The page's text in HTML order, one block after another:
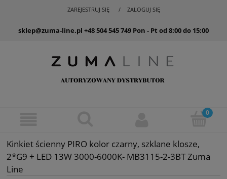
ZAREJESTRUJ SIĘ ZALOGUJ SIĘ
sklep@zuma-line.pl +48 504 545 749 Pon - Pt od 8:00 do 15:00
Kinkiet ścienny PIRO kolor czarny, szklane klosze,
2*G9 + LED 13W 3000-6000K- MB3115-2-3BT Zuma
Line